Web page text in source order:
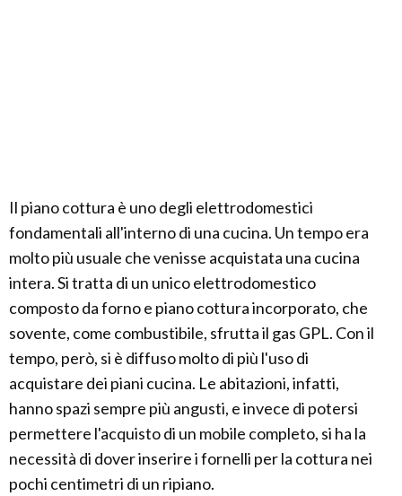
Il piano cottura è uno degli elettrodomestici
fondamentali all'interno di una cucina. Un tempo era
molto più usuale che venisse acquistata una cucina
intera. Si tratta di un unico elettrodomestico
composto da forno e piano cottura incorporato, che
sovente, come combustibile, sfrutta il gas GPL. Con il
tempo, però, si è diffuso molto di più l'uso di
acquistare dei piani cucina. Le abitazioni, infatti,
hanno spazi sempre più angusti, e invece di potersi
permettere l'acquisto di un mobile completo, si ha la
necessità di dover inserire i fornelli per la cottura nei
pochi centimetri di un ripiano.